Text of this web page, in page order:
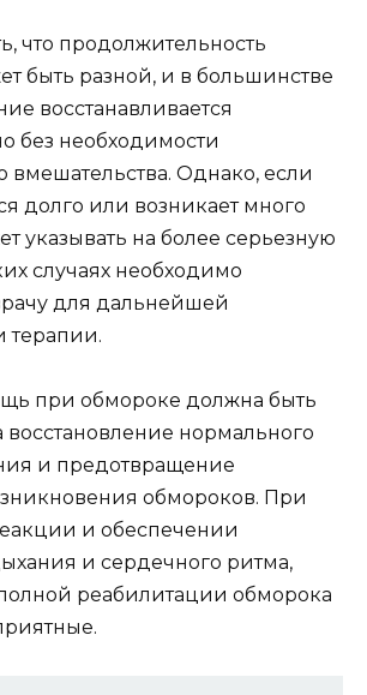
что продолжительность
быть разной, и в большинстве
восстанавливается
без необходимости
Однако, если
долго или возникает много
указывать на более серьезную
случаях необходимо
для дальнейшей
терапии.
при обмороке должна быть
восстановление нормального
и предотвращение
обмороков. При
и обеспечении
и сердечного ритма,
реабилитации обморока